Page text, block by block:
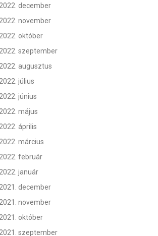
2022. december
2022. november
2022. október
2022. szeptember
2022. augusztus
2022. július
2022. június
2022. május
2022. április
2022. március
2022. február
2022. január
2021. december
2021. november
2021. október
2021. szeptember